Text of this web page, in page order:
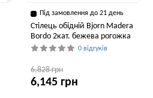
Під замовлення до 21 день
Стілець обідній Bjorn Madera
Bordo 2кат. бежева рогожка
0 відгуків
6,828 грн
6,145 грн